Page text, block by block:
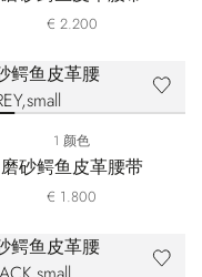
€ 2.200
1 颜色
磨砂鳄鱼皮革腰带
€ 1.800